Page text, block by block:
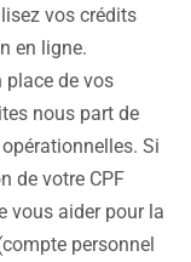
vos crédits
en ligne.
place de vos
nous part de
Si
de votre CPF
vous aider pour la
personnel